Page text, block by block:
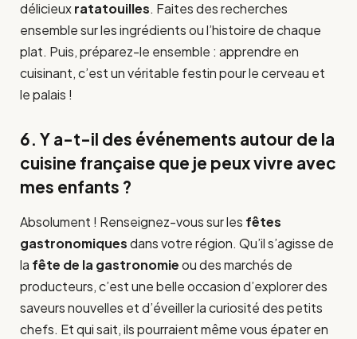
délicieuxratatouilles. Faites des recherches
ensemble sur les ingrédients ou l’histoire de chaque
plat. Puis, préparez-le ensemble : apprendre en
cuisinant, c’est un véritable festin pour le cerveau et
le palais !
6. Y a-t-il des événements autour de la
cuisine française que je peux vivre avec
mes enfants ?
Absolument ! Renseignez-vous sur les fêtes
gastronomiquesdans votre région. Qu’il s’agisse de
la fête de la gastronomieou des marchés de
producteurs, c’est une belle occasion d’explorer des
saveurs nouvelles et d’éveiller la curiosité des petits
chefs. Et qui sait, ils pourraient même vous épater en